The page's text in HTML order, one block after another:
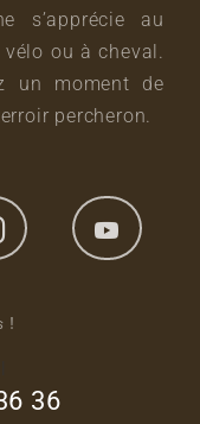
s’apprécie au
ou à cheval.
un moment de
percheron.
!
36